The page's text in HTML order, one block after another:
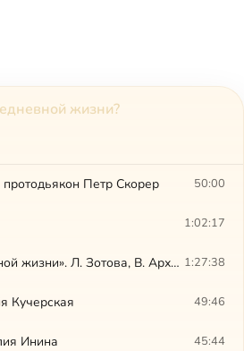
жизни?
Петр Скорер 50:00
1:02:17
Круглый стол «Как наладить связь между мной и Богом в повседневной жизни». Л. Зотова, В. Архипов, И. (Гуайта), К. Мацан, Т. Касаткина 1:27:38
Кучерская 49:46
Инина 45:44